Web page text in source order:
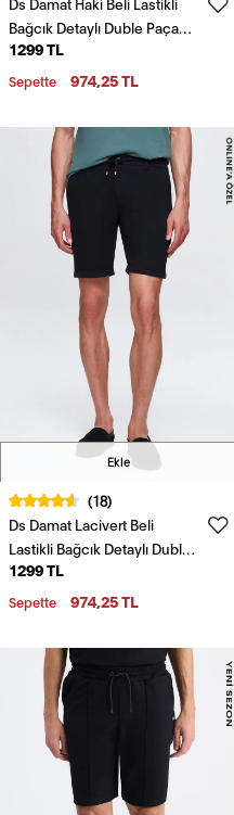
Bağcık Detaylı Duble Paça
Viskonlu Jogger Şort
1299 TL
Sepette 974,25 TL
Ekle
(18)
Ds Damat Lacivert Beli
Lastikli Bağcık Detaylı Duble
Paça Viskonlu Jogger Şort
1299 TL
Sepette 974,25 TL